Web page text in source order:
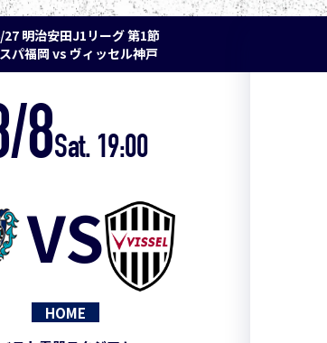
27 明治安田J1リーグ 第1節
パ福岡 vs ヴィッセル神戸
8Sat. 19:00
VS
HOME